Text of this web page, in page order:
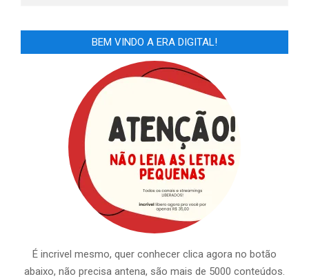
BEM VINDO A ERA DIGITAL!
É incrivel mesmo, quer conhecer clica agora no botão
abaixo, não precisa antena, são mais de 5000 conteúdos.